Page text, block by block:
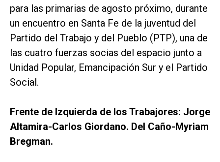
para las primarias de agosto próximo, durante
un encuentro en Santa Fe de la juventud del
Partido del Trabajo y del Pueblo (PTP), una de
las cuatro fuerzas socias del espacio junto a
Unidad Popular, Emancipación Sur y el Partido
Social.
Frente de Izquierda de los Trabajores: Jorge
Altamira-Carlos Giordano. Del Caño-Myriam
Bregman.